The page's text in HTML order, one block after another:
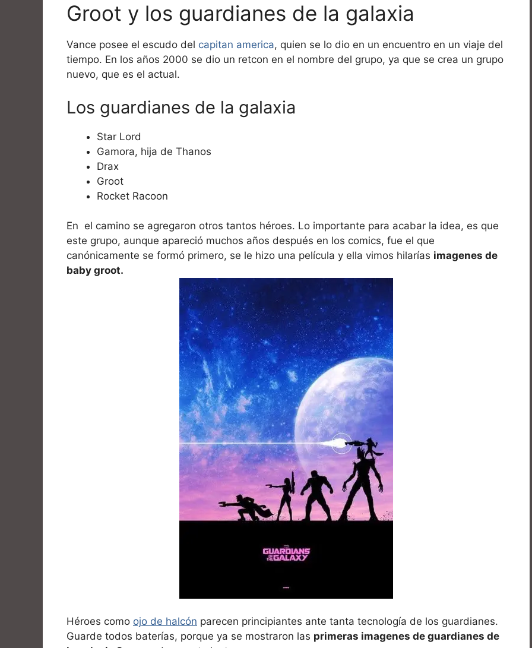
Groot y los guardianes de la galaxia
Vance posee el escudo del capitan america, quien se lo dio en un encuentro en un viaje del
tiempo. En los años 2000 se dio un retcon en el nombre del grupo, ya que se crea un grupo
nuevo, que es el actual.
Los guardianes de la galaxia
Star Lord
Gamora, hija de Thanos
Drax
Groot
Rocket Racoon
En el camino se agregaron otros tantos héroes. Lo importante para acabar la idea, es que
este grupo, aunque apareció muchos años después en los comics, fue el que
canónicamente se formó primero, se le hizo una película y ella vimos hilarías imagenes de
baby groot.
Héroes como ojo de halcón parecen principiantes ante tanta tecnología de los guardianes.
Guarde todos baterías, porque ya se mostraron las primeras imagenes de guardianes de